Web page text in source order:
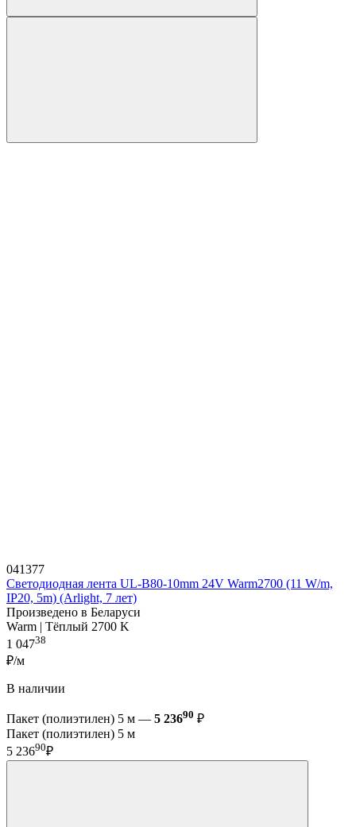
041377
Светодиодная лента UL-B80-10mm 24V Warm2700 (11 W/m,
IP20, 5m) (Arlight, 7 лет)
Произведено в Беларуси
Warm | Тёплый 2700 K
1 04738
₽/м
В наличии
Пакет (полиэтилен) 5 м — 5 23690 ₽
Пакет (полиэтилен) 5 м
5 23690₽